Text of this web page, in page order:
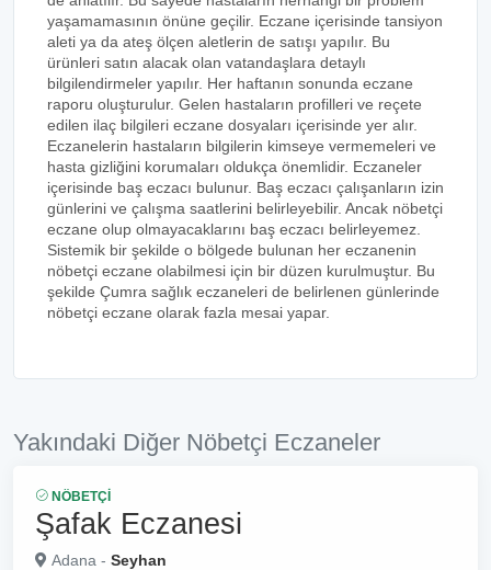
yaşamamasının önüne geçilir. Eczane içerisinde tansiyon
aleti ya da ateş ölçen aletlerin de satışı yapılır. Bu
ürünleri satın alacak olan vatandaşlara detaylı
bilgilendirmeler yapılır. Her haftanın sonunda eczane
raporu oluşturulur. Gelen hastaların profilleri ve reçete
edilen ilaç bilgileri eczane dosyaları içerisinde yer alır.
Eczanelerin hastaların bilgilerin kimseye vermemeleri ve
hasta gizliğini korumaları oldukça önemlidir. Eczaneler
içerisinde baş eczacı bulunur. Baş eczacı çalışanların izin
günlerini ve çalışma saatlerini belirleyebilir. Ancak nöbetçi
eczane olup olmayacaklarını baş eczacı belirleyemez.
Sistemik bir şekilde o bölgede bulunan her eczanenin
nöbetçi eczane olabilmesi için bir düzen kurulmuştur. Bu
şekilde Çumra sağlık eczaneleri de belirlenen günlerinde
nöbetçi eczane olarak fazla mesai yapar.
Yakındaki Diğer Nöbetçi Eczaneler
NÖBETÇI
Şafak Eczanesi
Adana - Seyhan